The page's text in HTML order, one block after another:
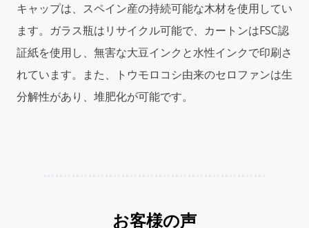
キャップは、スペイン産の持続可能な木材を使用してい
ます。ガラス瓶はリサイクル可能で、カートンはFSC認
証紙を使用し、無害な大豆インクと水性インクで印刷さ
れています。また、トウモロコシ由来のセロファンは生
分解性があり、堆肥化が可能です。
お客様の声